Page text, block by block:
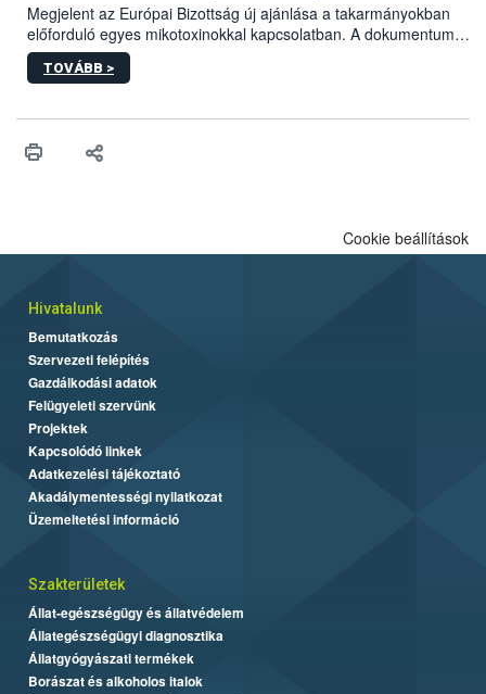
Megjelent az Európai Bizottság új ajánlása a takarmányokban
előforduló egyes mikotoxinokkal kapcsolatban. A dokumentum
2027-től új irányértékek alkalmazását írja elő, és a jelenleg
hatályos uniós ajánlások helyébe lép.
TOVÁBB >
Cookie beállítások
Hivatalunk
Bemutatkozás
Szervezeti felépítés
Gazdálkodási adatok
Felügyeleti szervünk
Projektek
Kapcsolódó linkek
Adatkezelési tájékoztató
Akadálymentességi nyilatkozat
Üzemeltetési információ
Szakterületek
Állat-egészségügy és állatvédelem
Állategészségügyi diagnosztika
Állatgyógyászati termékek
Borászat és alkoholos italok